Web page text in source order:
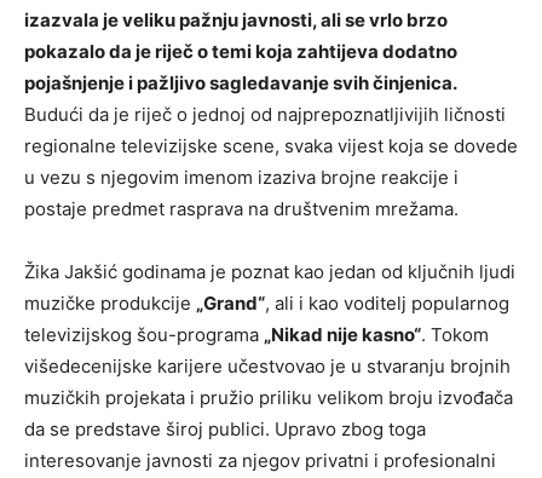
izazvala je veliku pažnju javnosti, ali se vrlo brzo
pokazalo da je riječ o temi koja zahtijeva dodatno
pojašnjenje i pažljivo sagledavanje svih činjenica.
Budući da je riječ o jednoj od najprepoznatljivijih ličnosti
regionalne televizijske scene, svaka vijest koja se dovede
u vezu s njegovim imenom izaziva brojne reakcije i
postaje predmet rasprava na društvenim mrežama.
Žika Jakšić godinama je poznat kao jedan od ključnih ljudi
muzičke produkcije „Grand“, ali i kao voditelj popularnog
televizijskog šou-programa „Nikad nije kasno“. Tokom
višedecenijske karijere učestvovao je u stvaranju brojnih
muzičkih projekata i pružio priliku velikom broju izvođača
da se predstave široj publici. Upravo zbog toga
interesovanje javnosti za njegov privatni i profesionalni